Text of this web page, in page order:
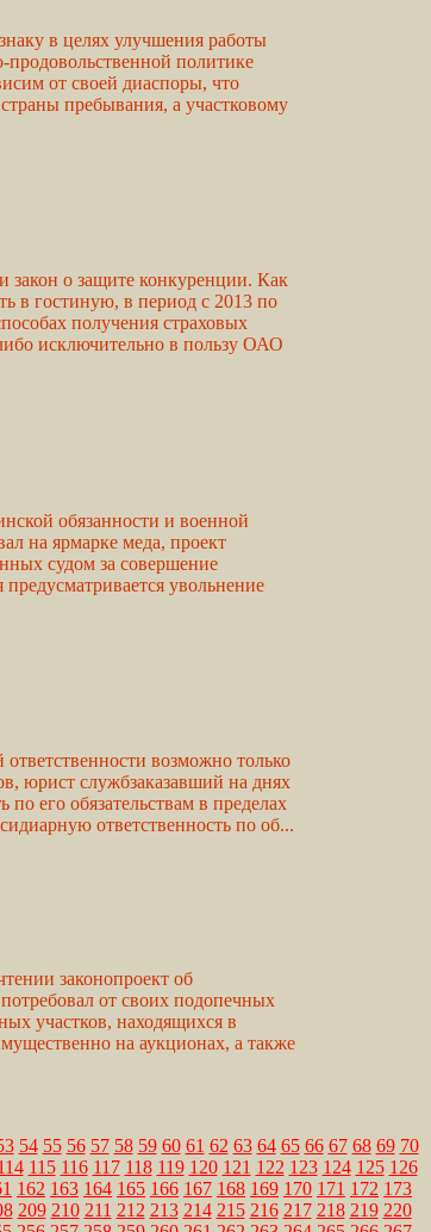
в целях улучшения работы
продовольственной политике
от своей диаспоры, что
пребывания, а участковому
о защите конкуренции. Как
в гостиную, в период с 2013 по
получения страховых
исключительно в пользу ОАО
обязанности и военной
на ярмарке меда, проект
судом за совершение
увольнение
возможно только
юрист службзаказавший на днях
его обязательствам в пределах
ответственность по об...
законопроект об
от своих подопечных
участков, находящихся в
на аукционах, а также
54 55 56 57 58 59 60 61 62 63 64 65 66 67 68 69 70
115 116 117 118 119 120 121 122 123 124 125 126
162 163 164 165 166 167 168 169 170 171 172 173
209 210 211 212 213 214 215 216 217 218 219 220